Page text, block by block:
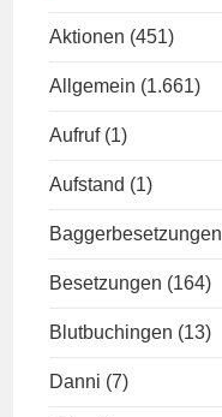
Aktionen (451)
Allgemein (1.661)
Aufruf (1)
Aufstand (1)
Baggerbesetzungen
Besetzungen (164)
Blutbuchingen (13)
Danni (7)